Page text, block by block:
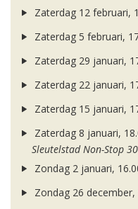
Zaterdag 12 februari,
Zaterdag 5 februari,
Zaterdag 29 januari,
Zaterdag 22 januari,
Zaterdag 15 januari,
Zaterdag 8 januari,
Sleutelstad Non-Stop 30
Zondag 2 januari,
Zondag 26 december,